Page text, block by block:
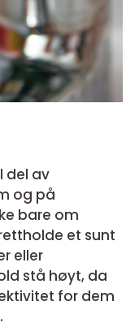
del av
og på
bare om
et sunt
eller
stå høyt, da
for dem